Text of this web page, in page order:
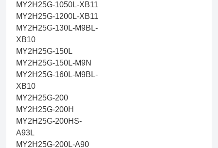
MY2H25G-1050L-XB11
MY2H25G-1200L-XB11
MY2H25G-130L-M9BL-
XB10
MY2H25G-150L
MY2H25G-150L-M9N
MY2H25G-160L-M9BL-
XB10
MY2H25G-200
MY2H25G-200H
MY2H25G-200HS-
A93L
MY2H25G-200L-A90